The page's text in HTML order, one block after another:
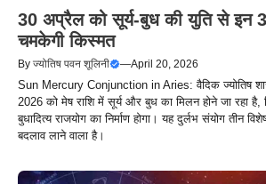
30 अप्रैल को सूर्य-बुध की युति से इन 3
चमकेगी किस्मत
By ज्योतिष पवन शूलिनी —April 20, 2026
Sun Mercury Conjunction in Aries: वैदिक ज्योतिष
2026 को मेष राशि में सूर्य और बुध का मिलन होने जा रहा है,
बुधादित्य राजयोग का निर्माण होगा। यह दुर्लभ संयोग तीन
बदलाव लाने वाला है।